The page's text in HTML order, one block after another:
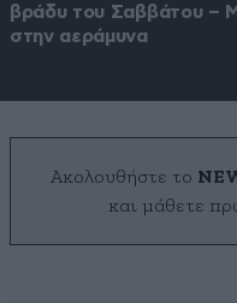
βράδυ του Σαββάτου –
στην αεράμυνα
Ακολουθήστε το
και μάθετε